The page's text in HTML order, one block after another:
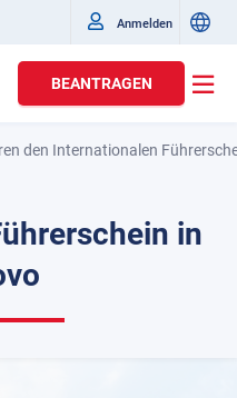
Anmelden
BEANTRAGEN
den Internationalen
in